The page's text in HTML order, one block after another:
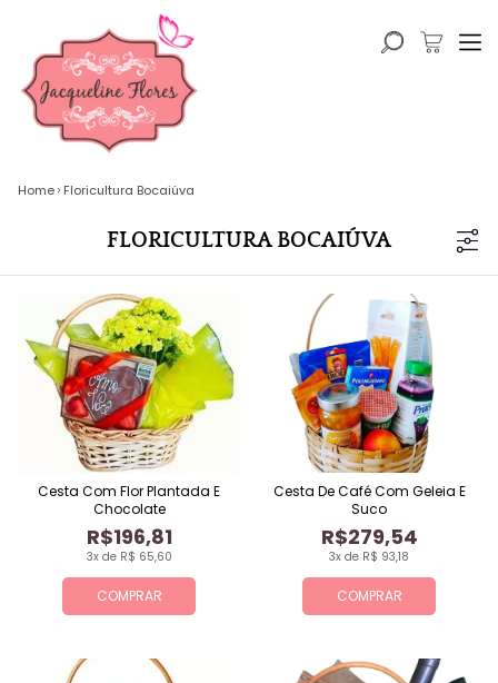
Home Floricultura Bocaiúva
FLORICULTURA BOCAIÚVA
COMPRAR
3x de R$ 65,60
R$196,81
Cesta Com Flor Plantada E
Chocolate
COMPRAR
3x de R$ 93,18
R$279,54
Cesta De Café Com Geleia E
Suco